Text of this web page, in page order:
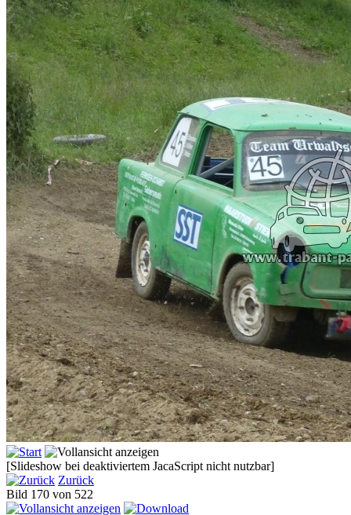
[Slideshow bei deaktiviertem JacaScript nicht nutzbar]
Zurück
Bild 170 von 522